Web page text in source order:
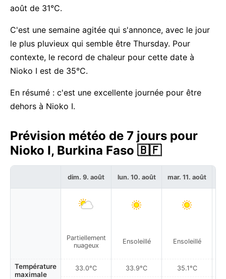
août de 31°C.
C'est une semaine agitée qui s'annonce, avec le jour
le plus pluvieux qui semble être Thursday. Pour
contexte, le record de chaleur pour cette date à
Nioko I est de 35°C.
En résumé : c'est une excellente journée pour être
dehors à Nioko I.
Prévision météo de 7 jours pour
Nioko I, Burkina Faso 🇧🇫
Température
maximale
dim. 9. août
Partiellement
nuageux
33.0°C
lun. 10. août
Ensoleillé
33.9°C
mar. 11. août
Ensoleillé
35.1°C